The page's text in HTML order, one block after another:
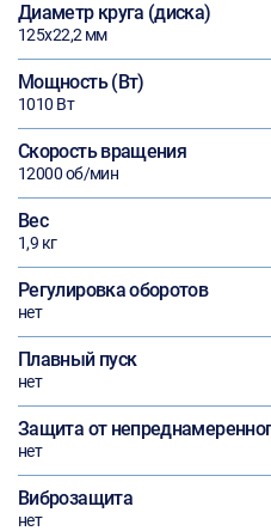
Диаметр круга (диска)
125х22,2 мм
Мощность (Вт)
1010 Вт
Скорость вращения
12000 об/мин
Вес
1,9 кг
Регулировка оборотов
нет
Плавный пуск
нет
Защита от
нет
Виброзащита
нет